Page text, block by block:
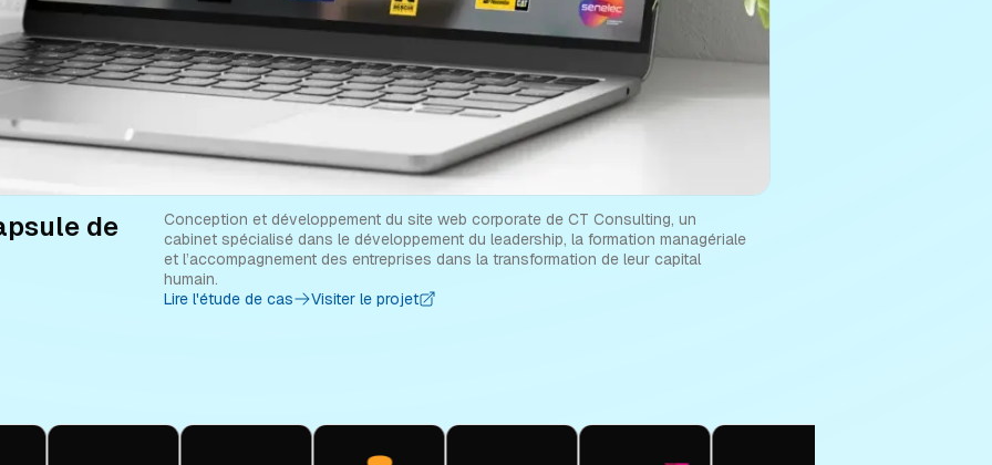
de
Conception et développement du site web corporate de CT Consulting, un
cabinet spécialisé dans le développement du leadership, la formation managériale
et l’accompagnement des entreprises dans la transformation de leur capital
humain.
Lire l'étude de cas
Visiter le projet